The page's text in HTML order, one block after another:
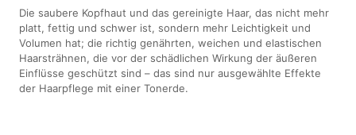
Die saubere Kopfhaut und das gereinigte Haar, das nicht mehr
platt, fettig und schwer ist, sondern mehr Leichtigkeit und
Volumen hat; die richtig genährten, weichen und elastischen
Haarsträhnen, die vor der schädlichen Wirkung der äußeren
Einflüsse geschützt sind – das sind nur ausgewählte Effekte
der Haarpflege mit einer Tonerde.